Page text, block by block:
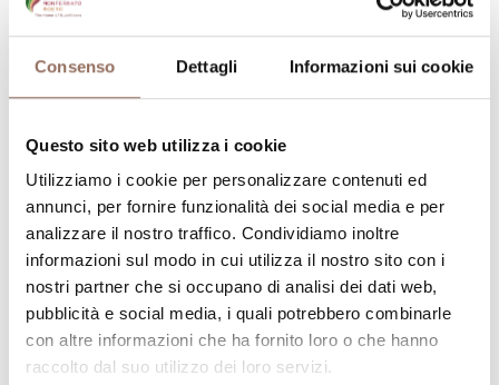
Consenso Dettagli Informazioni sui cookie
Questo sito web utilizza i cookie
Utilizziamo i cookie per personalizzare contenuti ed
annunci, per fornire funzionalità dei social media e per
analizzare il nostro traffico. Condividiamo inoltre
informazioni sul modo in cui utilizza il nostro sito con i
nostri partner che si occupano di analisi dei dati web,
pubblicità e social media, i quali potrebbero combinarle
con altre informazioni che ha fornito loro o che hanno
raccolto dal suo utilizzo dei loro servizi.
La tua vacanza
Pianifica dove dormire, dove mangiare, cosa fare e
visitare in ogni angolo di Langhe Monferrato Roero, con
un occhio al meteo in tempo reale